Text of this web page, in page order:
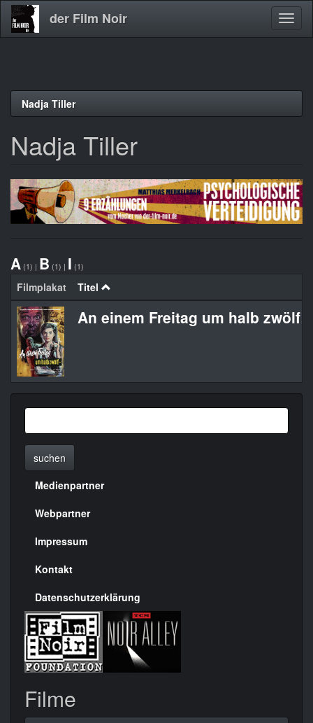
Direkt
der Film Noir
Nadja Tiller
Nadja Tiller
A (1) | B (1) | I (1)
Filmplakat Titel
An einem Freitag um halb
suchen
Menülinks
rechte
Seite
Medienpartner
Webpartner
Impressum
Kontakt
Datenschutzerklärung
Filme